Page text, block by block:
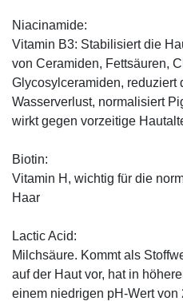
Niacinamide:
Vitamin B3: Stabilisiert die
von Ceramiden, Fettsäuren,
Glycosylceramiden, reduziert
Wasserverlust, normalisiert
wirkt gegen vorzeitige
Biotin:
Vitamin H, wichtig für die
Haar
Lactic Acid:
Milchsäure. Kommt als
auf der Haut vor, hat in
einem niedrigen pH-Wert